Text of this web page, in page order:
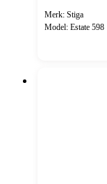
Merk: Stiga
Model: Estate 598